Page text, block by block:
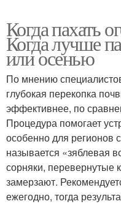
Когда пахать
Когда лучше
или осенью
По мнению
глубокая перекопка
эффективнее, по
Процедура помогает
особенно для регионов
называется «зяблевая
сорняки, перевернутые
замерзают.
ежегодно, тогда